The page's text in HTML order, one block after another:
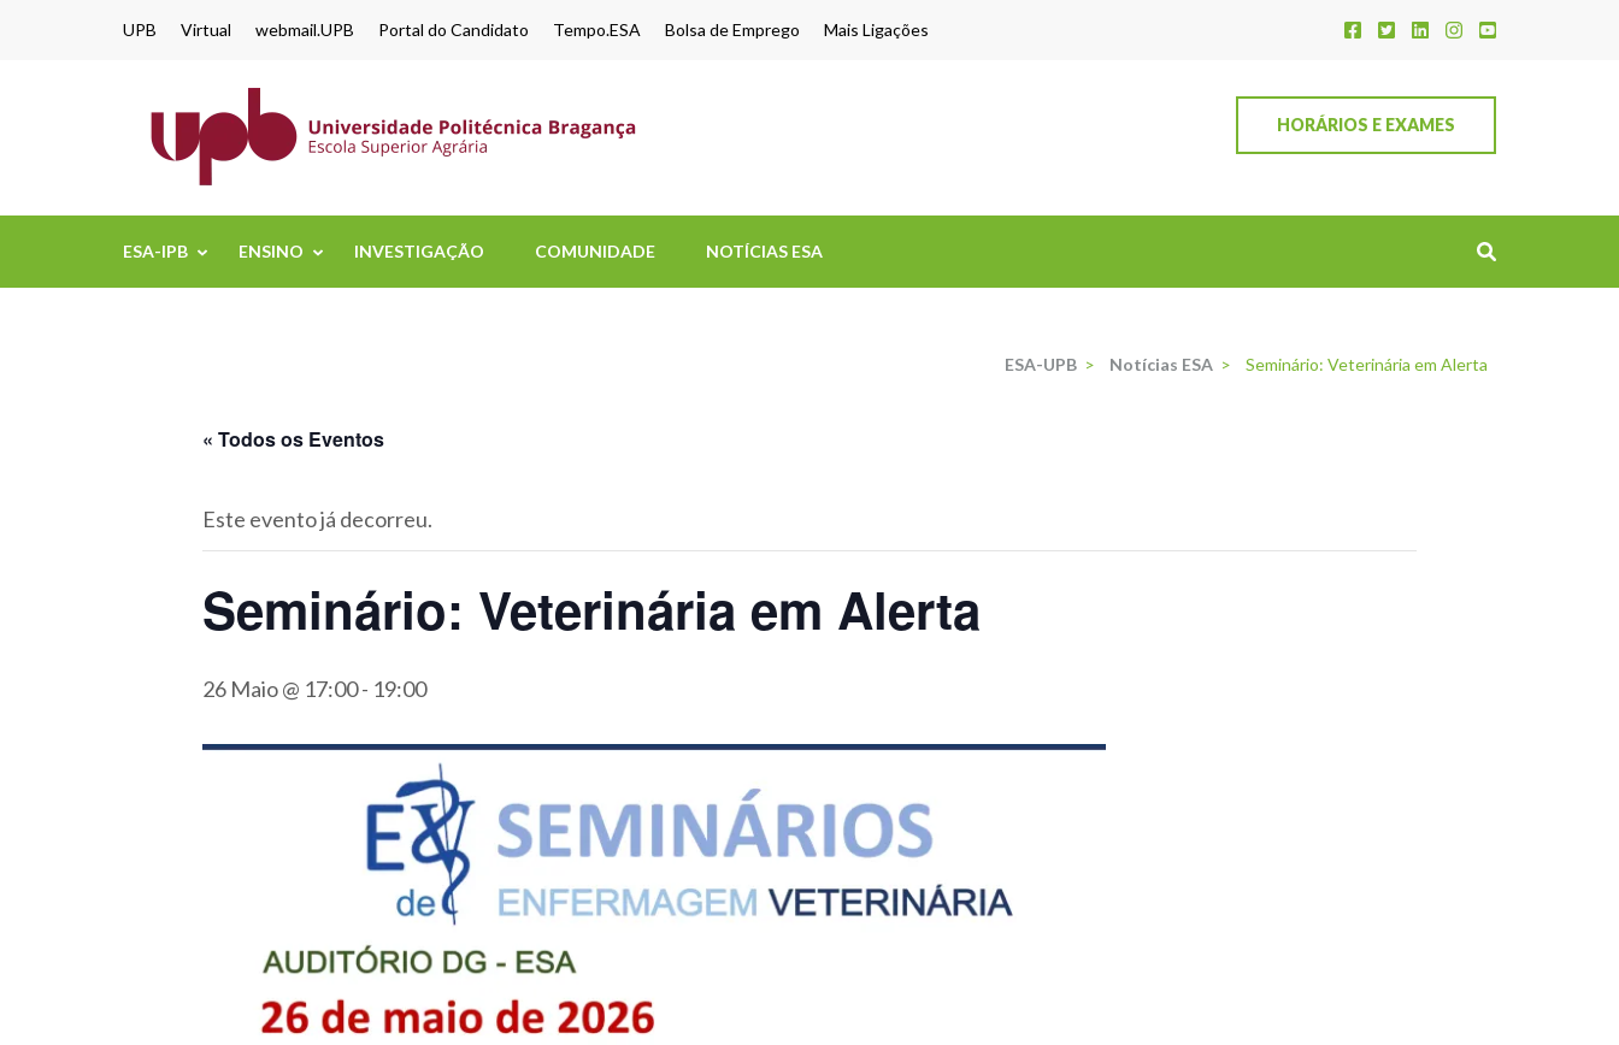
UPB Virtual webmail.UPB Portal do Candidato Tempo.ESA Bolsa de Emprego Mais Ligações
HORÁRIOS E EXAMES
ESA-IPB ENSINO INVESTIGAÇÃO COMUNIDADE NOTÍCIAS ESA
ESA-UPB > Notícias ESA > Seminário: Veterinária em Alerta
« Todos os Eventos
Este evento já decorreu.
Seminário: Veterinária em Alerta
26 Maio @ 17:00- 19:00